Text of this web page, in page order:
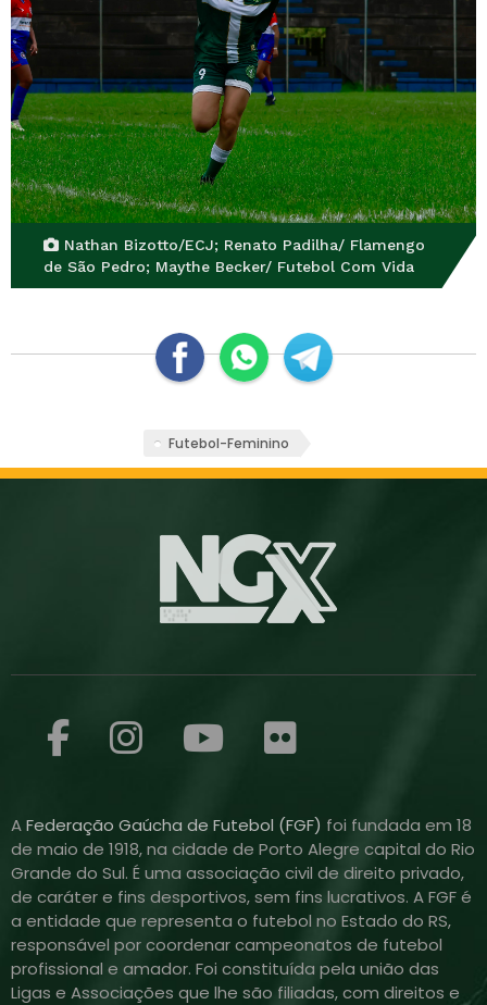
Nathan Bizotto/ECJ; Renato Padilha/ Flamengo
de São Pedro; Maythe Becker/ Futebol Com Vida
Futebol-Feminino
AFederação Gaúcha de Futebol (FGF) foi fundada em 18
de maio de 1918, na cidade de Porto Alegre capital do Rio
Grande do Sul. É uma associação civil de direito privado,
de caráter e fins desportivos, sem fins lucrativos. A FGF é
a entidade que representa o futebol no Estado do RS,
responsável por coordenar campeonatos de futebol
profissional e amador. Foi constituída pela união das
Ligas e Associações que lhe são filiadas, com direitos e